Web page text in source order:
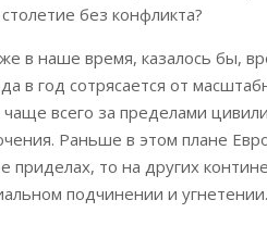
без конфликта?
в наше время, казалось бы,
в год сотрясается от
всего за пределами
Раньше в этом плане
приделах, то на других
подчинении и угнетении.